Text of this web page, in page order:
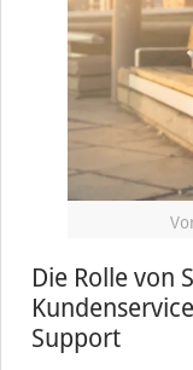
Die Rolle von
Support